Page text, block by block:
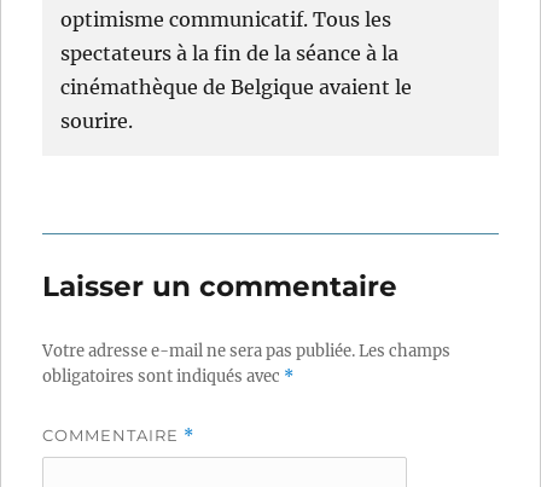
optimisme communicatif. Tous les
spectateurs à la fin de la séance à la
cinémathèque de Belgique avaient le
sourire.
Laisser un commentaire
Votre adresse e-mail ne sera pas publiée.Les champs
obligatoires sont indiqués avec *
COMMENTAIRE *